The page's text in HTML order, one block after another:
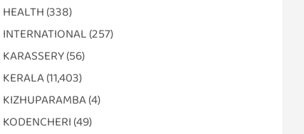
HEALTH (338)
INTERNATIONAL (257)
KARASSERY(56)
KERALA(11,403)
KIZHUPARAMBA(4)
KODENCHERI (49)